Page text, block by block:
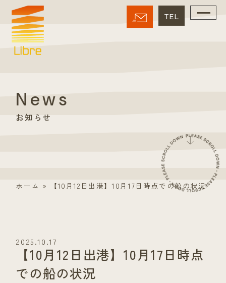
News
お知らせ
ホーム » 【10月12日出港】10月17日時点での船の状況
2025.10.17
【10月12日出港】10月17日時点
での船の状況